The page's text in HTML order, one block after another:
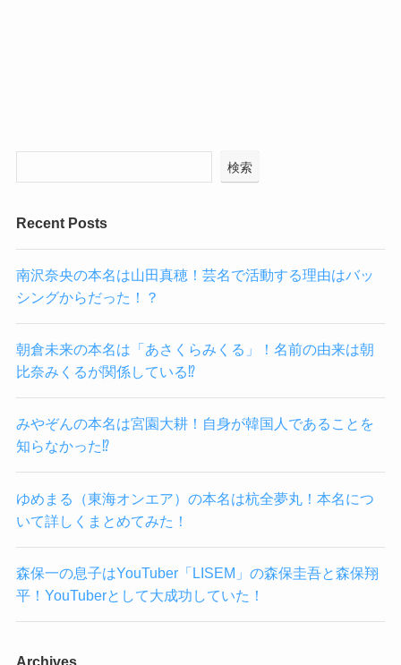
検索
Recent Posts
南沢奈央の本名は山田真穂！芸名で活動する理由はバッ
シングからだった！？
朝倉未来の本名は「あさくらみくる」！名前の由来は朝
比奈みくるが関係している⁉
みやぞんの本名は宮園大耕！自身が韓国人であることを
知らなかった⁉
ゆめまる（東海オンエア）の本名は杭全夢丸！本名につ
いて詳しくまとめてみた！
森保一の息子はYouTuber「LISEM」の森保圭吾と森保翔
平！YouTuberとして大成功していた！
Archives